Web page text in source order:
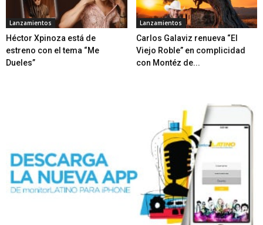
Lanzamientos
Héctor Xpinoza está de
estreno con el tema “Me
Dueles”
Lanzamientos
Carlos Galaviz renueva “El
Viejo Roble” en complicidad
con Montéz de...